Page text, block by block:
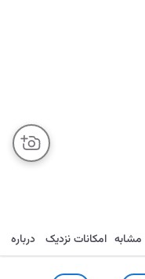
تماس
امکانات نزدیک درباره